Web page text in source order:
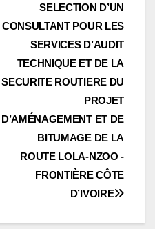
SELECTION D’UN
CONSULTANT POUR LES
SERVICES D’AUDIT
TECHNIQUE ET DE LA
SECURITE ROUTIERE DU
PROJET
D’AMÉNAGEMENT ET DE
BITUMAGE DE LA
ROUTE LOLA-NZOO -
FRONTIÈRE CÔTE
D’IVOIRE